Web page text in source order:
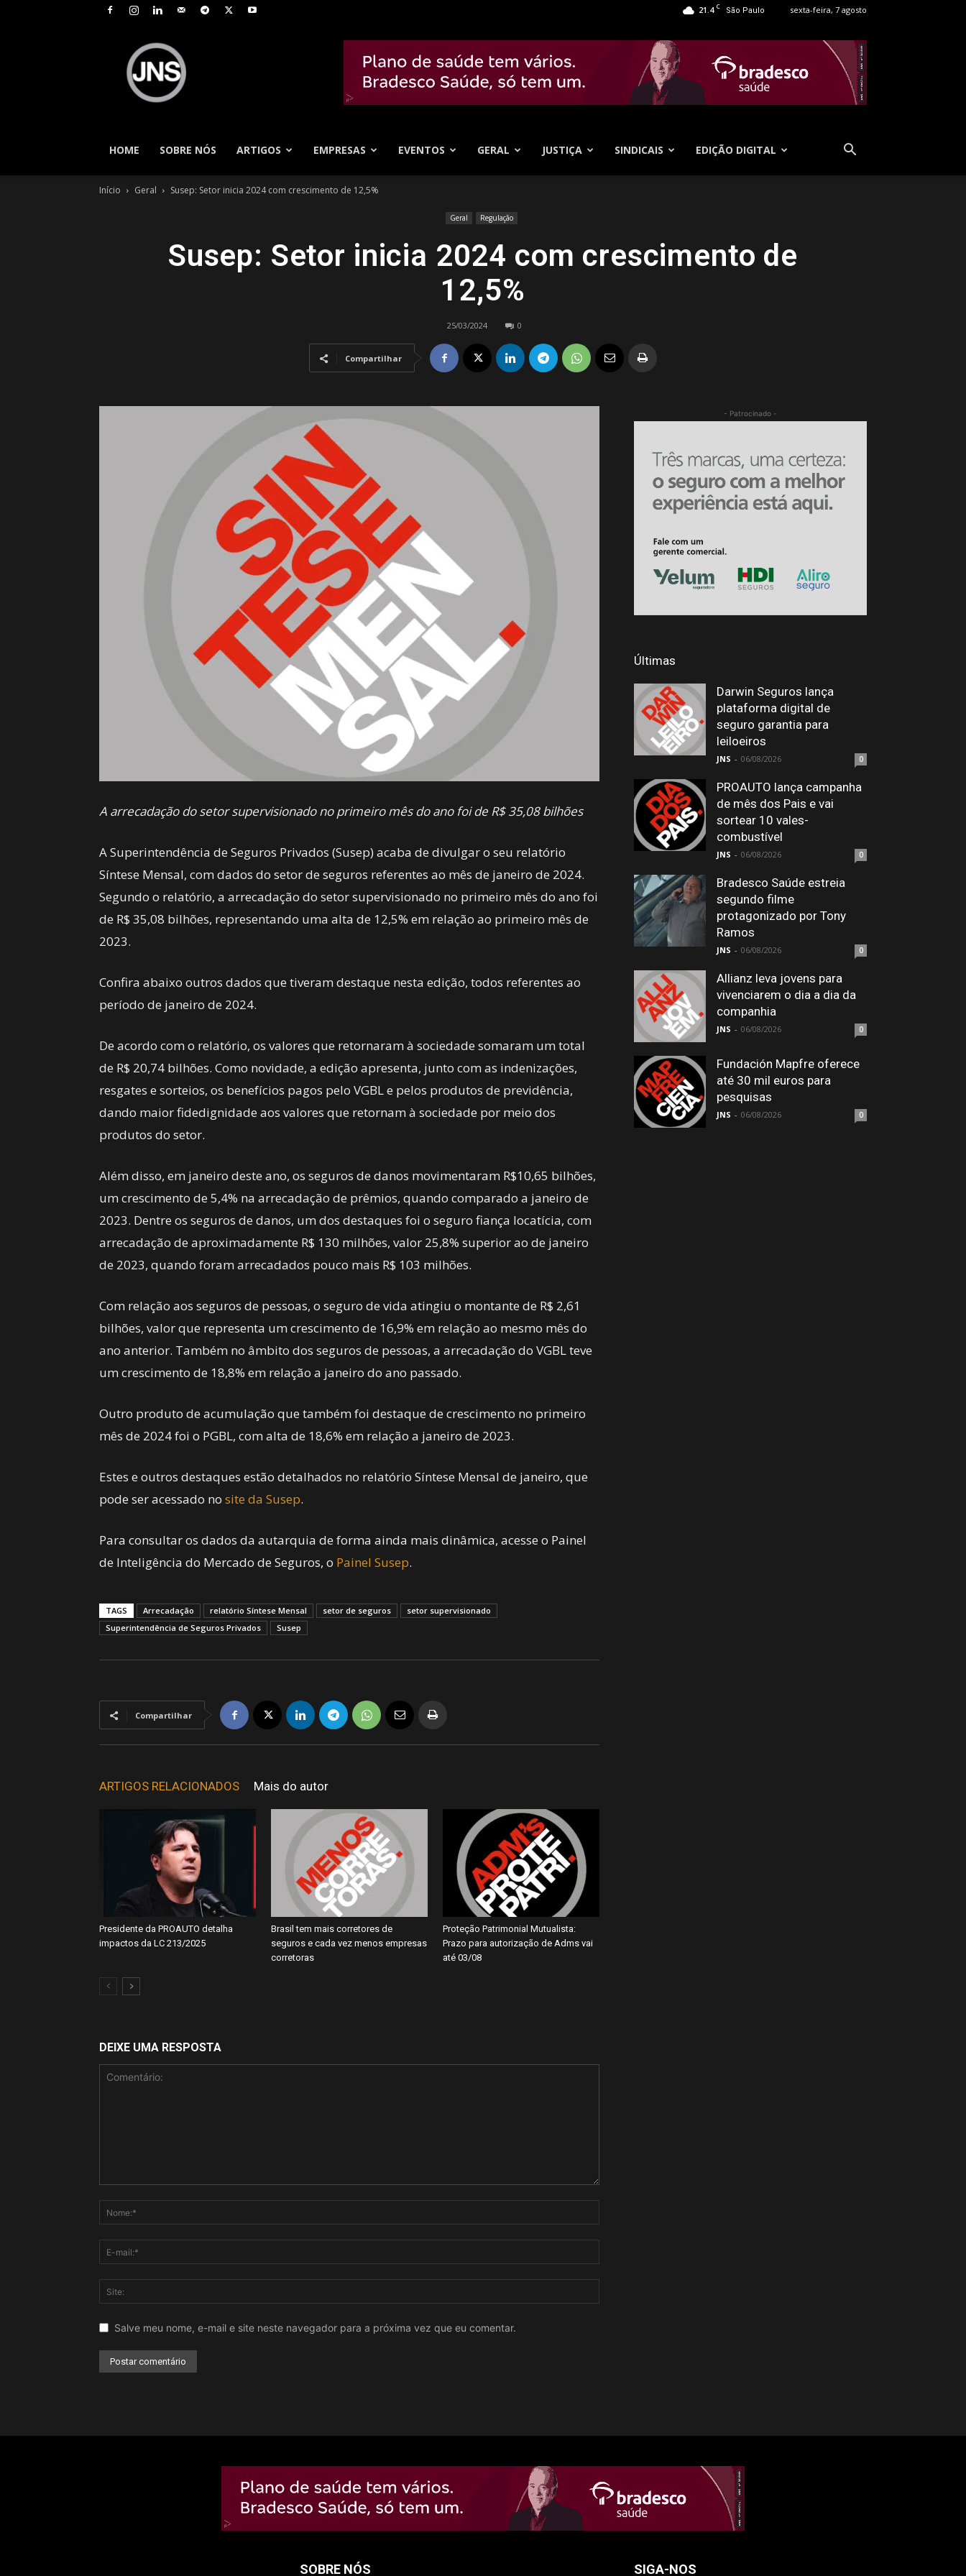
21.4 C São Paulo sexta-feira, 7 agosto
HOME
SOBRE NÓS ARTIGOS EMPRESAS EVENTOS GERAL JUSTIÇA SINDICAIS EDIÇÃO DIGITAL
Início Geral Susep: Setor inicia 2024 com crescimento de 12,5%
Geral Regulação
Susep: Setor inicia 2024 com crescimento de
12,5%
25/03/2024 0
Compartilhar
A arrecadação do setor supervisionado no primeiro mês do ano foi de R$ 35,08 bilhões
A Superintendência de Seguros Privados (Susep) acaba de divulgar o seu relatório
Síntese Mensal, com dados do setor de seguros referentes ao mês de janeiro de 2024.
Segundo o relatório, a arrecadação do setor supervisionado no primeiro mês do ano foi
de R$ 35,08 bilhões, representando uma alta de 12,5% em relação ao primeiro mês de
2023.
Confira abaixo outros dados que tiveram destaque nesta edição, todos referentes ao
período de janeiro de 2024.
De acordo com o relatório, os valores que retornaram à sociedade somaram um total
de R$ 20,74 bilhões. Como novidade, a edição apresenta, junto com as indenizações,
resgates e sorteios, os benefícios pagos pelo VGBL e pelos produtos de previdência,
dando maior fidedignidade aos valores que retornam à sociedade por meio dos
produtos do setor.
Além disso, em janeiro deste ano, os seguros de danos movimentaram R$10,65 bilhões,
um crescimento de 5,4% na arrecadação de prêmios, quando comparado a janeiro de
2023. Dentre os seguros de danos, um dos destaques foi o seguro fiança locatícia, com
arrecadação de aproximadamente R$ 130 milhões, valor 25,8% superior ao de janeiro
de 2023, quando foram arrecadados pouco mais R$ 103 milhões.
Com relação aos seguros de pessoas, o seguro de vida atingiu o montante de R$ 2,61
bilhões, valor que representa um crescimento de 16,9% em relação ao mesmo mês do
ano anterior. Também no âmbito dos seguros de pessoas, a arrecadação do VGBL teve
um crescimento de 18,8% em relação a janeiro do ano passado.
Outro produto de acumulação que também foi destaque de crescimento no primeiro
mês de 2024 foi o PGBL, com alta de 18,6% em relação a janeiro de 2023.
Estes e outros destaques estão detalhados no relatório Síntese Mensal de janeiro, que
pode ser acessado no site da Susep.
Para consultar os dados da autarquia de forma ainda mais dinâmica, acesse o Painel
de Inteligência do Mercado de Seguros, o Painel Susep.
TAGS Arrecadação relatório Síntese Mensal setor de seguros
setor supervisionado
Superintendência de Seguros Privados
Susep
Compartilhar
ARTIGOS RELACIONADOS Mais do autor
Presidente da PROAUTO detalha
impactos da LC 213/2025
Brasil tem mais corretores de
seguros e cada vez menos empresas
corretoras
Proteção Patrimonial Mutualista:
Prazo para autorização de Adms vai
até 03/08
DEIXE UMA RESPOSTA
Salve meu nome, e-mail e site neste navegador para a próxima vez que eu comentar.
- Patrocinado -
Últimas
Darwin Seguros lança
plataforma digital de
seguro garantia para
leiloeiros
JNS - 06/08/2026 0
PROAUTO lança campanha
de mês dos Pais e vai
sortear 10 vales-
combustível
JNS - 06/08/2026 0
Bradesco Saúde estreia
segundo filme
protagonizado por Tony
Ramos
JNS - 06/08/2026 0
Allianz leva jovens para
vivenciarem o dia a dia da
companhia
JNS - 06/08/2026 0
Fundación Mapfre oferece
até 30 mil euros para
pesquisas
JNS - 06/08/2026 0
SOBRE NÓS SIGA-NOS